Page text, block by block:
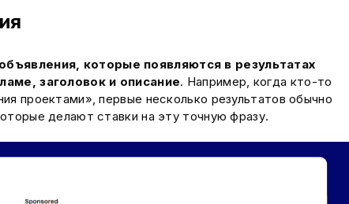
которые появляются в результатах
заголовок и описание. Например, когда кто-то
проектами», первые несколько результатов обычно
делают ставки на эту точную фразу.